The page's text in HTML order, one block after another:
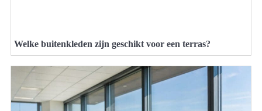
Welke buitenkleden zijn geschikt voor een terras?